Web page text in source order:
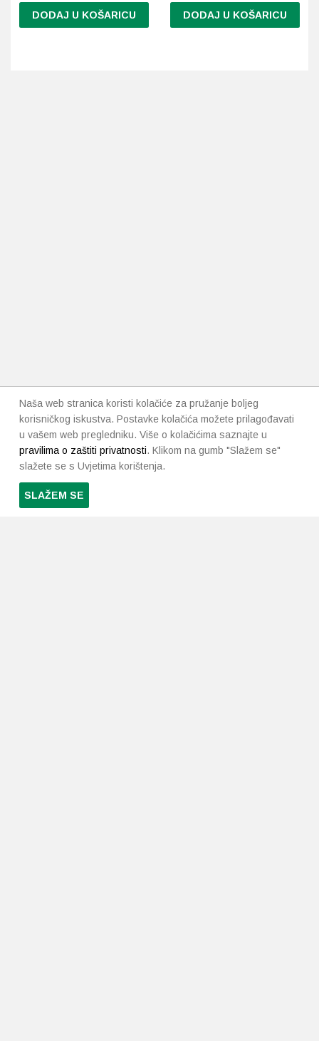
DODAJ U KOŠARICU DODAJ U KOŠARICU
Naša web stranica koristi kolačiće za pružanje boljeg
korisničkog iskustva. Postavke kolačića možete prilagođavati
u vašem web pregledniku. Više o kolačićima saznajte u
pravilima o zaštiti privatnosti. Klikom na gumb "Slažem se"
slažete se s Uvjetima korištenja.
SLAŽEM SE